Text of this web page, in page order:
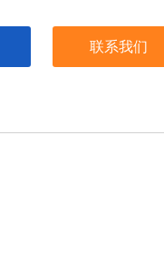
联系我们